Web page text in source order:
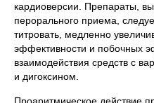
кардиоверсии. Препараты,
перорального приема,
титровать, медленно
эффективности и побочных
взаимодействия средств с
и дигоксином.